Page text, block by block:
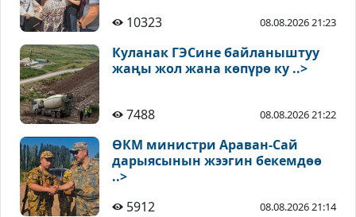
10323 08.08.2026 21:23
Куланак ГЭСине байланыштуу
жаңы жол жана көпүрө ку ..>
7488 08.08.2026 21:22
ӨКМ министри Араван-Сай
дарыясынын жээгин бекемдөө
..>
5912
08.08.2026 21:14